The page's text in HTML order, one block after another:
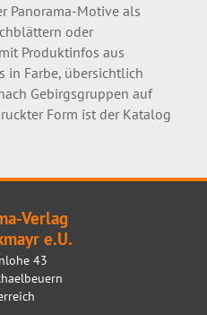
Panorama-Motive als
oder
Produktinfos aus
in Farbe, übersichtlich
Gebirgsgruppen auf
Form ist der Katalog
Verlag
e.U.
43